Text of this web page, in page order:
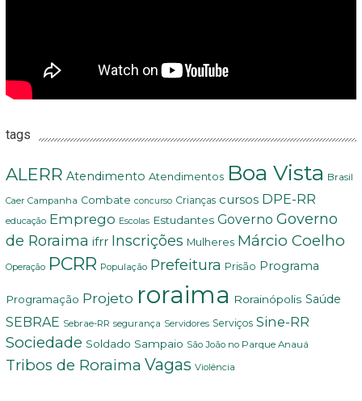
tags
ALERR Atendimento Atendimentos Boa Vista Brasil
Caer Campanha Combate concurso Crianças cursos DPE-RR
educação Emprego Escolas Estudantes Governo Governo
de Roraima ifrr Inscrições Mulheres Márcio Coelho
Operação PCRR População Prefeitura Prisão Programa
Programação Projeto roraima Rorainópolis Saúde
SEBRAE Sebrae-RR segurança Servidores Serviços Sine-RR
Sociedade Soldado Sampaio São João no Parque Anauá
Tribos de Roraima Vagas Violência